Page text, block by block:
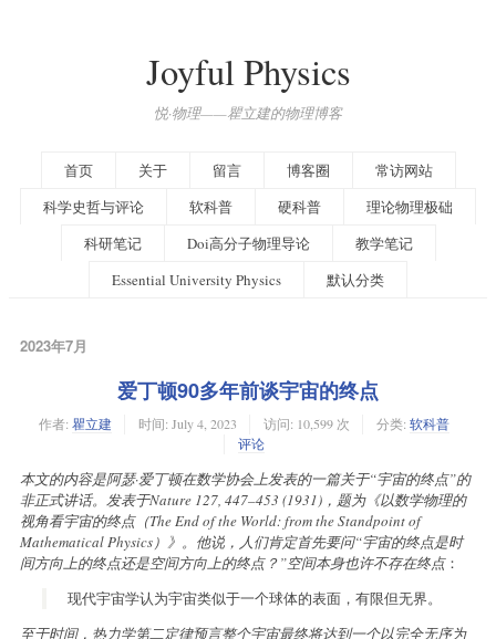
Joyful Physics
悦·物理——瞿立建的物理博客
首页 关于 留言 博客圈
常访网站
科学史哲与评论
软科普 硬科普
理论物理极础
科研笔记
Doi高分子物理导论
教学笔记
Essential University Physics
默认分类
2023年7月
爱丁顿90多年前谈宇宙的终点
作者: 瞿立建 时间: July 4, 2023 访问: 10,599 次 分类: 软科普
评论
本文的内容是阿瑟·爱丁顿在数学协会上发表的一篇关于“宇宙的终点”的
非正式讲话。发表于Nature 127, 447–453 (1931)，题为《以数学物理的
视角看宇宙的终点（The End of the World: from the Standpoint of
Mathematical Physics）》。他说，人们肯定首先要问“宇宙的终点是时
间方向上的终点还是空间方向上的终点？”空间本身也许不存在终点：
现代宇宙学认为宇宙类似于一个球体的表面，有限但无界。
至于时间，热力学第二定律预言整个宇宙最终将达到一个以完全无序为